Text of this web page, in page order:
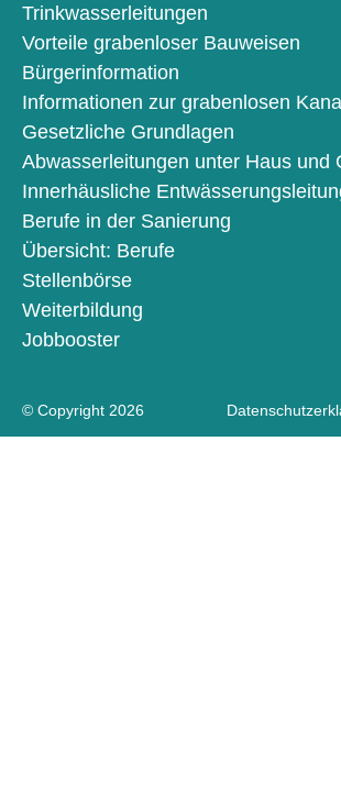
Trinkwasserleitungen
Vorteile grabenloser Bauweisen
Bürgerinformation
Informationen zur grabenlosen
Gesetzliche Grundlagen
Abwasserleitungen unter Haus und
Innerhäusliche
Berufe in der Sanierung
Übersicht: Berufe
Stellenbörse
Weiterbildung
Jobbooster
© Copyright 2026